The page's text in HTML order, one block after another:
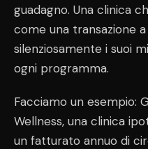
guadagno. Una clinica
come una transazione
silenziosamente i suoi
ogni programma.
Facciamo un esempio:
Wellness, una clinica
un fatturato annuo di